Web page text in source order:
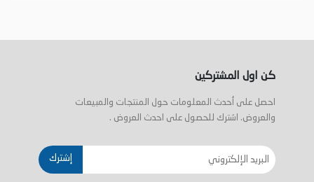
كن اول المشتركين
احصل على أحدث المعلومات حول المنتجات والمبيعات
والعروض. اشترك للحصول على احدث العروض .
إشترك